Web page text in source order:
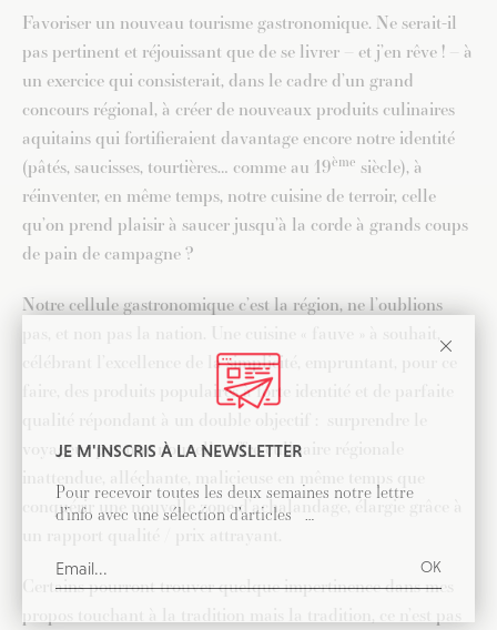
Favoriser un nouveau tourisme gastronomique. Ne serait-il
pas pertinent et réjouissant que de se livrer – et j’en rêve ! – à
un exercice qui consisterait, dans le cadre d’un grand
concours régional, à créer de nouveaux produits culinaires
aquitains qui fortifieraient davantage encore notre identité
(pâtés, saucisses, tourtières… comme au 19ème siècle), à
réinventer, en même temps, notre cuisine de terroir, celle
qu’on prend plaisir à saucer jusqu’à la corde à grands coups
de pain de campagne ?
Notre cellule gastronomique c’est la région, ne l’oublions
célébrant l’excellence de la simplicité, empruntant, pour ce
faire, des produits populaires à forte identité et de parfaite
voyageur par une nouvelle offre culinaire régionale
conquérir une nouvelle zone d’achalandage, élargie grâce à
Certains pourront trouver quelque impertinence dans mes
JE M'INSCRIS À LA NEWSLETTER
Pour recevoir toutes les deux semaines notre lettre
d’info avec une sélection d’articles …